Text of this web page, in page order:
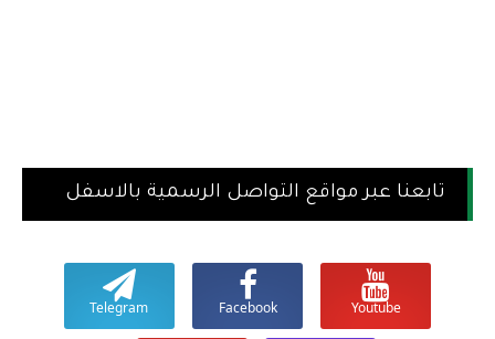
تابعنا عبر مواقع التواصل الرسمية بالاسفل
Youtube
Facebook
Telegram